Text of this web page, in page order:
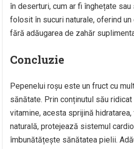
în deserturi, cum ar fi înghețate
folosit în sucuri naturale, oferind
fără adăugarea de zahăr
Concluzie
Pepenelui roșu este un fruct cu
sănătate. Prin conținutul său
vitamine, acesta sprijină
naturală, protejează sistemul
îmbunătățește sănătatea pielii.